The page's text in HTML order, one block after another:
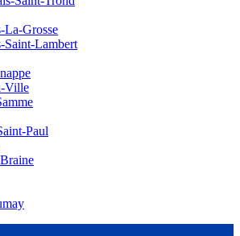
La-Grosse
Saint-Lambert
Ville
Paul